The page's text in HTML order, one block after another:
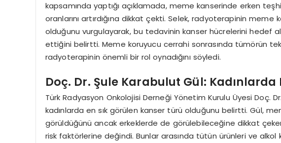
kapsamında yaptığı açıklamada, meme kanserinde erken
oranlarını artırdığına dikkat çekti. Selek, radyoterapinin
olduğunu vurgulayarak, bu tedavinin kanser hücrelerini hedef
ettiğini belirtti. Meme koruyucu cerrahi sonrasında tümörün
radyoterapinin önemli bir rol oynadığını söyledi.
Doç. Dr. Şule Karabulut Gül: Kadınlarda
Türk Radyasyon Onkolojisi Derneği Yönetim Kurulu Üyesi Doç.
kadınlarda en sık görülen kanser türü olduğunu belirtti. Gül,
görüldüğünü ancak erkeklerde de görülebileceğine dikkat
risk faktörlerine değindi. Bunlar arasında tütün ürünleri ve alkol